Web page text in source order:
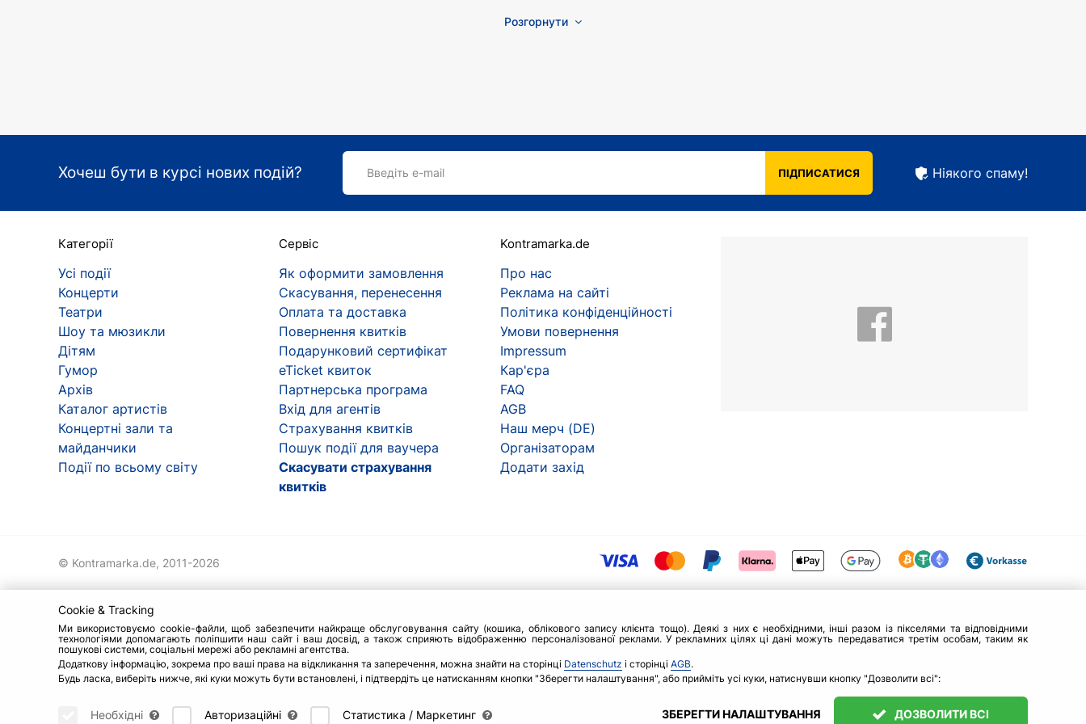
Розгорнути
Хочеш бути в курсі нових подій? Введіть e-mail ПІДПИСАТИСЯ Ніякого спаму!
Категорії
Усі події
Концерти
Театри
Шоу та мюзикли
Дітям
Гумор
Архів
Каталог артистів
Концертні зали та
майданчики
Події по всьому світу
Сервіс
Як оформити замовлення
Скасування, перенесення
Оплата та доставка
Повернення квитків
Подарунковий сертифікат
eTicket квиток
Партнерська програма
Вхід для агентів
Страхування квитків
Пошук події для ваучера
Скасувати страхування
квитків
Kontramarka.de
Про нас
Реклама на сайті
Політика конфіденційності
Умови повернення
Impressum
Кар'єра
FAQ
AGB
Наш мерч (DE)
Організаторам
Додати захід
© Kontramarka.de, 2011-2026
Cookie & Tracking
Ми використовуємо cookie-файли, щоб забезпечити найкраще обслуговування сайту (кошика, облікового запису клієнта тощо). Деякі з них є необхідними, інші разом із пікселями та відповідними
технологіями допомагають поліпшити наш сайт і ваш досвід, а також сприяють відображенню персоналізованої реклами. У рекламних цілях ці дані можуть передаватися третім особам, таким як
пошукові системи, соціальні мережі або рекламні агентства.
Додаткову інформацію, зокрема про ваші права на відкликання та заперечення, можна знайти на сторінці Datenschutz і сторінці AGB.
Будь ласка, виберіть нижче, які куки можуть бути встановлені, і підтвердіть це натисканням кнопки "Зберегти налаштування", або прийміть усі куки, натиснувши кнопку "Дозволити всі":
Необхідні Авторизаційні Статистика / Маркетинг ЗБЕРЕГТИ НАЛАШТУВАННЯ ДОЗВОЛИТИ ВСІ